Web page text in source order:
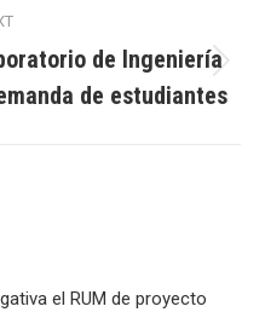
de Ingeniería
de estudiantes
el RUM de proyecto